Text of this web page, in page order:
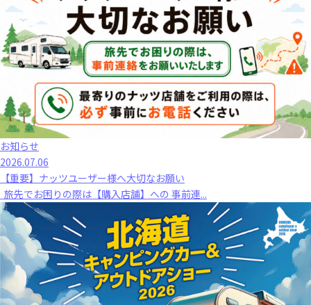
お知らせ
2026.07.06
【重要】ナッツユーザー様へ大切なお願い
旅先でお困りの際は【購入店舗】への 事前連...